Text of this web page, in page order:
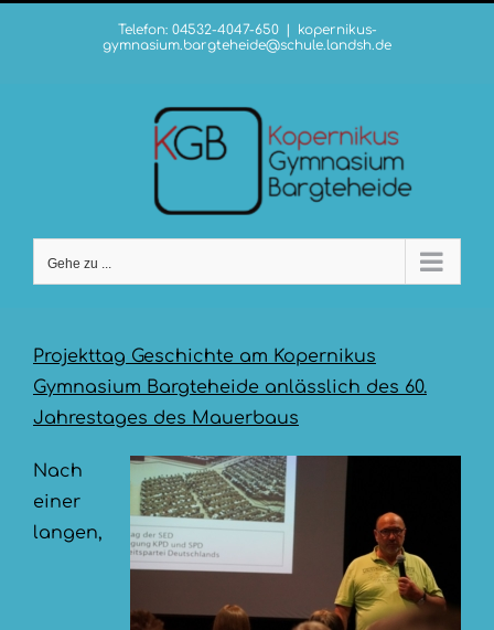
Telefon: 04532-4047-650
kopernikus-
gymnasium.bargteheide@schule.landsh.de
Gehe zu ...
Projekttag Geschichte am Kopernikus
Gymnasium Bargteheide anlässlich des 60.
Jahrestages des Mauerbaus
Nach
einer
langen,